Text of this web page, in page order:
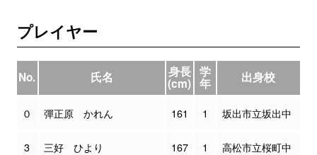
プレイヤー
No. 氏名 身長
(cm)
学
年 出身校
０ 彈正原 かれん 161 1 坂出市立坂出中
3 三好 ひより 167 1 高松市立桜町中